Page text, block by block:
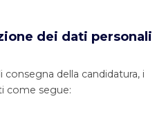
dei dati personali
della candidatura, i
come segue: